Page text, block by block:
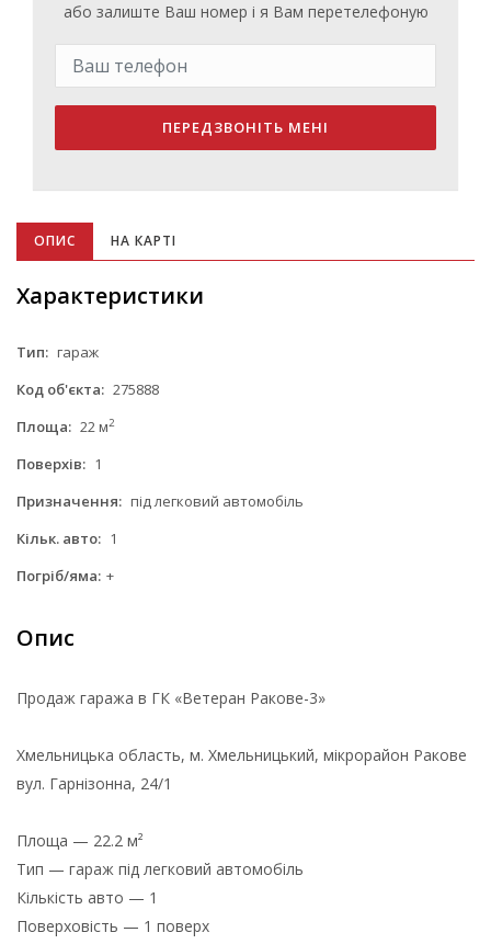
або залиште Ваш номер і я Вам перетелефоную
ПЕРЕДЗВОНІТЬ МЕНІ
ОПИС НА КАРТІ
Характеристики
Тип: гараж
Код об'єкта: 275888
Площа: 22 м2
Поверхів: 1
Призначення: під легковий автомобіль
Кільк. авто: 1
Погріб/яма: +
Опис
Продаж гаража в ГК «Ветеран Ракове-3»
Хмельницька область, м. Хмельницький, мікрорайон Ракове
вул. Гарнізонна, 24/1
Площа — 22.2 м²
Тип — гараж під легковий автомобіль
Кількість авто — 1
Поверховість — 1 поверх